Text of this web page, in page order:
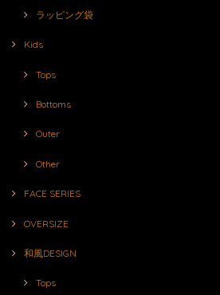
ラッピング袋
Kids
Tops
Bottoms
Outer
Other
FACE SERIES
OVERSIZE
和風DESIGN
Tops